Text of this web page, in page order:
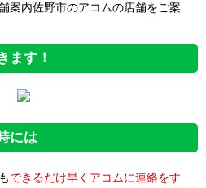
案内佐野市のアコムの店舗をご案
ます！
には
できるだけ早くアコムに連絡をす